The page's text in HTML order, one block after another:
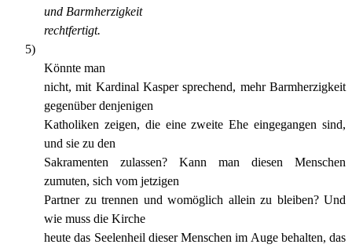
und Barmherzigkeit
rechtfertigt.
5)
Könnte man
nicht, mit Kardinal Kasper sprechend, mehr Barmherzigkeit
gegenüber denjenigen
Katholiken zeigen, die eine zweite Ehe eingegangen sind,
und sie zu den
Sakramenten zulassen? Kann man diesen Menschen
zumuten, sich vom jetzigen
Partner zu trennen und womöglich allein zu bleiben? Und
wie muss die Kirche
heute das Seelenheil dieser Menschen im Auge behalten, das